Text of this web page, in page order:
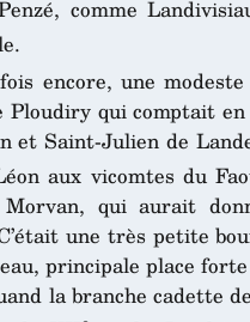
comme
encore, une
qui comptait
et Saint-Julien de
aux vicomtes du
qui aurait
une très petite
principale place
la branche cadette